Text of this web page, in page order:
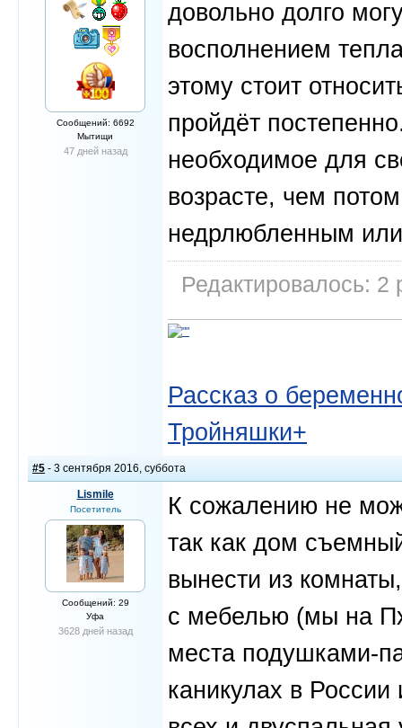
Сообщений: 6692
Мытищи
47 дней назад
довольно долго
восполнением
этому стоит
пройдёт
необходимое для
возрасте, чем
недрлюбленным
Редактировалось:
Рассказ о
Тройняшки+
#5 - 3 сентября 2016, суббота
Lismile
Посетитель
Сообщений: 29
Уфа
3628 дней назад
К сожалению не
так как дом
вынести из
с мебелью (мы на
места подушками-
каникулах в России